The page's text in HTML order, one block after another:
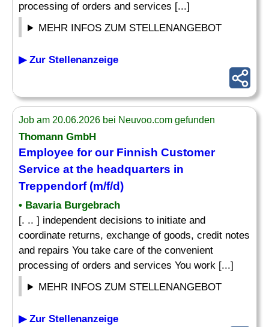
processing of orders and services [...]
MEHR INFOS ZUM STELLENANGEBOT
▶ Zur Stellenanzeige
Job am 20.06.2026 bei Neuvoo.com gefunden
Thomann GmbH
Employee for our Finnish Customer
Service at the headquarters in
Treppendorf (m/f/d)
• Bavaria Burgebrach
[. .. ] independent decisions to initiate and
coordinate returns, exchange of goods, credit notes
and repairs You take care of the convenient
processing of orders and services You work [...]
MEHR INFOS ZUM STELLENANGEBOT
▶ Zur Stellenanzeige